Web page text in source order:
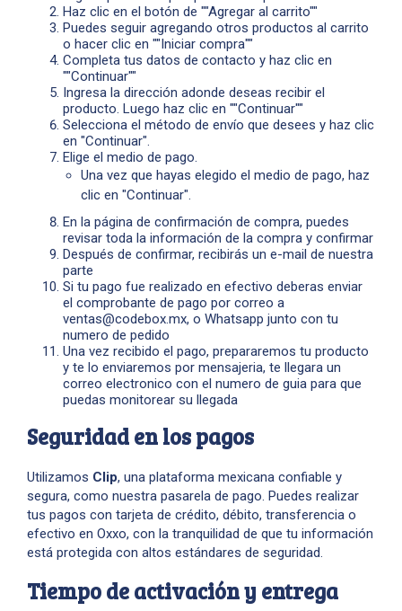
Haz clic en el botón de ""Agregar al carrito""
Puedes seguir agregando otros productos al carrito
o hacer clic en ""Iniciar compra""
Completa tus datos de contacto y haz clic en
""Continuar""
Ingresa la dirección adonde deseas recibir el
producto. Luego haz clic en ""Continuar""
Selecciona el método de envío que desees y haz clic
en "Continuar".
Elige el medio de pago.
Una vez que hayas elegido el medio de pago, haz
clic en "Continuar".
En la página de confirmación de compra, puedes
revisar toda la información de la compra y confirmar
Después de confirmar, recibirás un e-mail de nuestra
parte
Si tu pago fue realizado en efectivo deberas enviar
el comprobante de pago por correo a
ventas@codebox.mx, o Whatsapp junto con tu
numero de pedido
Una vez recibido el pago, prepararemos tu producto
y te lo enviaremos por mensajeria, te llegara un
correo electronico con el numero de guia para que
puedas monitorear su llegada
Seguridad en los pagos
Utilizamos Clip, una plataforma mexicana confiable y
segura, como nuestra pasarela de pago. Puedes realizar
tus pagos con tarjeta de crédito, débito, transferencia o
efectivo en Oxxo, con la tranquilidad de que tu información
está protegida con altos estándares de seguridad.
Tiempo de activación y entrega